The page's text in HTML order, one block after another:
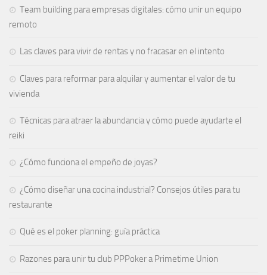
Team building para empresas digitales: cómo unir un equipo
remoto
Las claves para vivir de rentas y no fracasar en el intento
Claves para reformar para alquilar y aumentar el valor de tu
vivienda
Técnicas para atraer la abundancia y cómo puede ayudarte el
reiki
¿Cómo funciona el empeño de joyas​?
¿Cómo diseñar una cocina industrial? Consejos útiles para tu
restaurante
Qué es el poker planning: guía práctica
Razones para unir tu club PPPoker a Primetime Union